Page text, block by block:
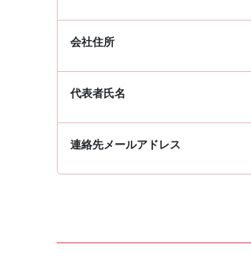
会社住所
代表者氏名
連絡先メールアドレス